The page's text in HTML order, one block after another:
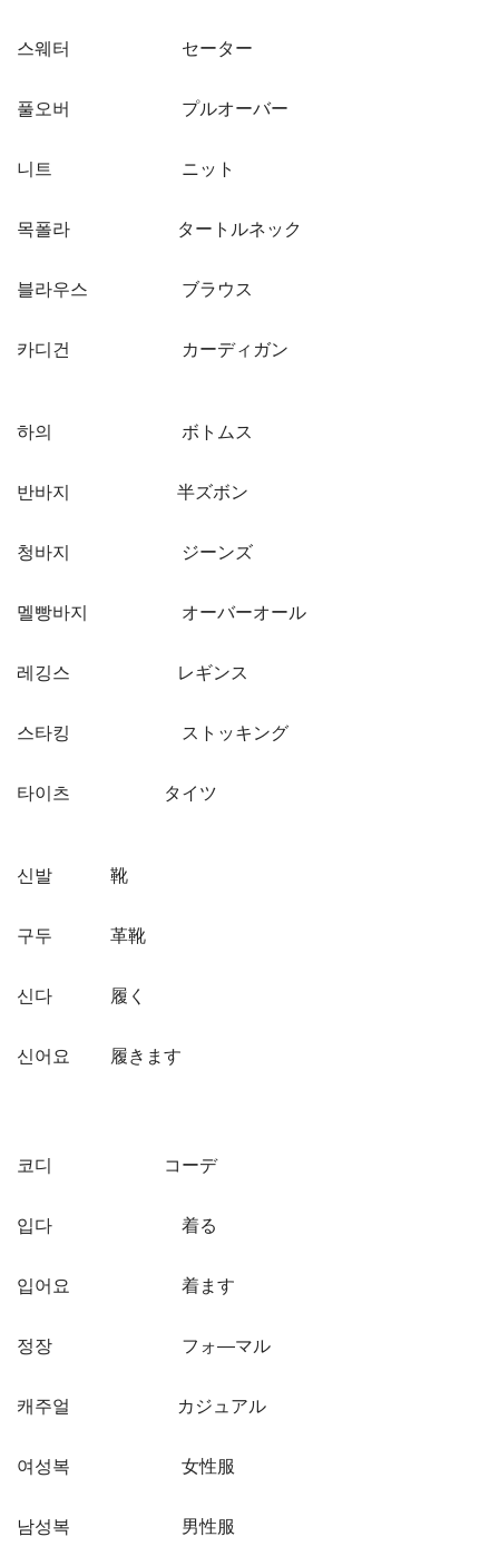
스웨터 セーター
풀오버 プルオーバー
니트 ニット
목폴라 タートルネック
블라우스 ブラウス
카디건 カーディガン
하의 ボトムス
반바지 半ズボン
청바지 ジーンズ
멜빵바지 オーバーオール
레깅스 レギンス
스타킹 ストッキング
타이츠 タイツ
신발 靴
구두 革靴
신다 履く
신어요 履きます
코디 コーデ
입다 着る
입어요 着ます
정장 フォ―マル
캐주얼 カジュアル
여성복 女性服
남성복 男性服